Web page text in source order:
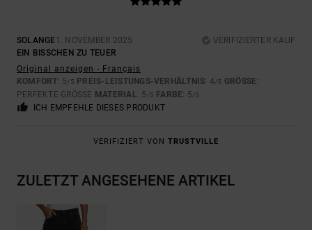
SOLANGE1. NOVEMBER 2025
VERIFIZIERTER KAUF
EIN BISSCHEN ZU TEUER
Original anzeigen - Français
KOMFORT: 5/5 PREIS-LEISTUNGS-VERHÄLTNIS: 4/5 GRÖSSE :
PERFEKTE GRÖSSE MATERIAL: 5 /5 FARBE: 5/5
ICH EMPFEHLE DIESES PRODUKT
VERIFIZIERT VON TRUSTVILLE
ZULETZT ANGESEHENE ARTIKEL